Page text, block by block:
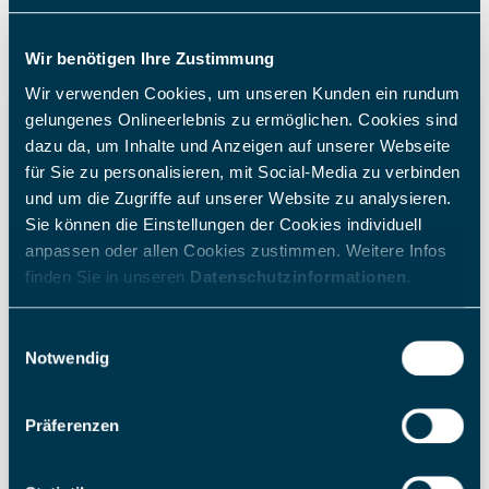
Wir benötigen Ihre Zustimmung
Wir verwenden Cookies, um unseren Kunden ein rundum
gelungenes Onlineerlebnis zu ermöglichen. Cookies sind
dazu da, um Inhalte und Anzeigen auf unserer Webseite
für Sie zu personalisieren, mit Social-Media zu verbinden
und um die Zugriffe auf unserer Website zu analysieren.
Sie können die Einstellungen der Cookies individuell
anpassen oder allen Cookies zustimmen. Weitere Infos
finden Sie in unseren Datenschutzinformationen.
Notwendig
Präferenzen
Sie erhalten von uns als Netzbetreiber die relevanten Daten
Anlage und die tatsächliche Leistungsänderung).